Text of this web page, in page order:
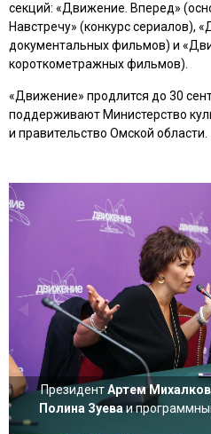
секций: «Движение. Вперед»
Навстречу» (конкурс сериалов),
документальных фильмов) и
короткометражных фильмов).
«Движение» продлится до 30
поддерживают Министерство
и правительство Омской области.
ПрезидентАртем Михалков
Полина Зуеваи